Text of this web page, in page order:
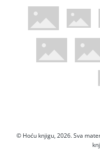
WsPay web stranica
Maestro
Diners web stranica
© Hoću knjigu, 2026. Sva